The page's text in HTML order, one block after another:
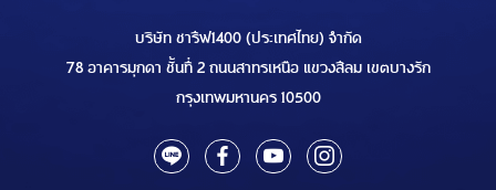
บริษัท ชารีฟ1400 (ประเทศไทย) จำกัด
78 อาคารมุกดา ชั้นที่ 2 ถนนสาทรเหนือ แขวงสีลม เขตบางรัก
กรุงเทพมหานคร 10500